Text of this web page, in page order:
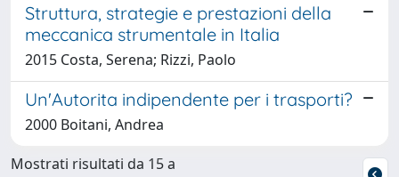
Struttura, strategie e prestazioni della
meccanica strumentale in Italia
2015 Costa, Serena; Rizzi, Paolo
Un'Autorita indipendente per i trasporti?
2000 Boitani, Andrea
Mostrati risultati da 15 a